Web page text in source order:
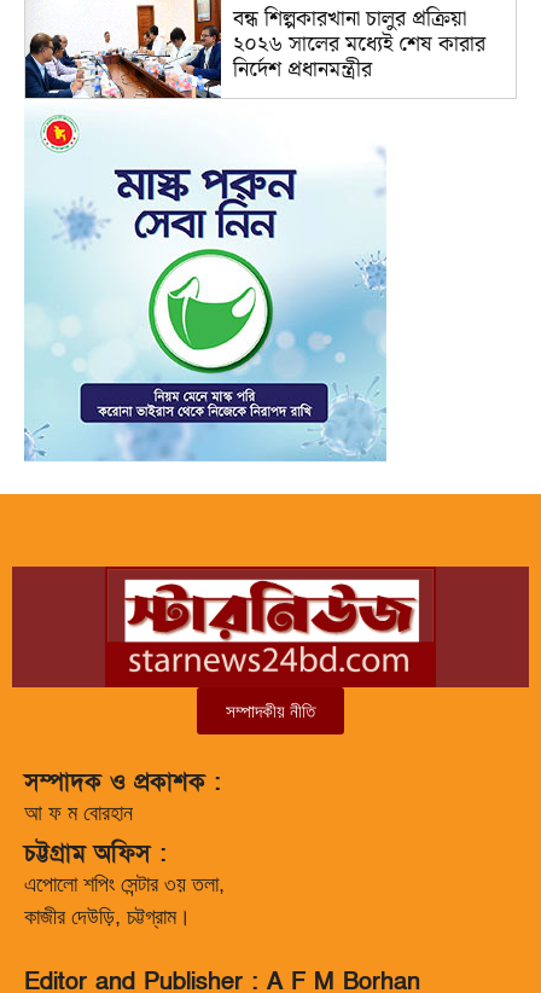
বন্ধ শিল্পকারখানা চালুর প্রক্রিয়া
২০২৬ সালের মধ্যেই শেষ কারার
নির্দেশ প্রধানমন্ত্রীর
সম্পাদকীয় নীতি
সম্পাদক ও প্রকাশক :
আ ফ ম বোরহান
চট্টগ্রাম অফিস :
এপোলো শপিং সেন্টার ৩য় তলা,
কাজীর দেউড়ি, চট্টগ্রাম।
Editor and Publisher : A F M Borhan